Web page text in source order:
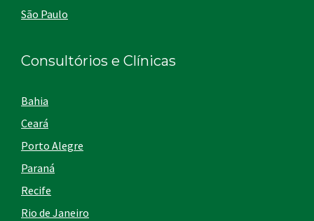
São Paulo
Consultórios e Clínicas
Bahia
Ceará
Porto Alegre
Paraná
Recife
Rio de Janeiro